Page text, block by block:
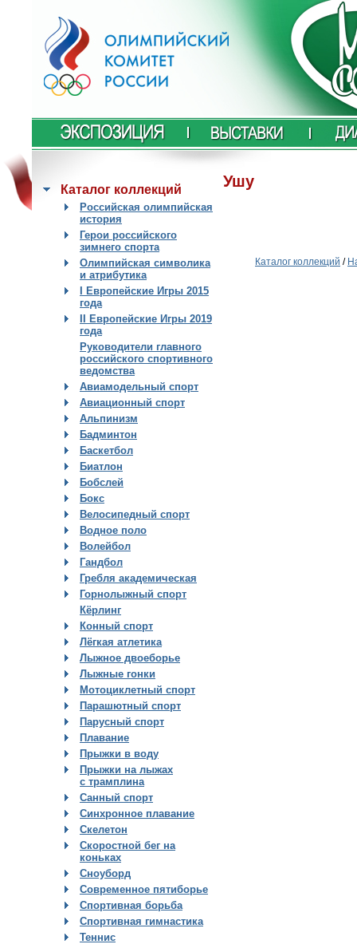
Каталог коллекций
Российская олимпийская
история
Герои российского
зимнего спорта
Олимпийская символика
и атрибутика
I Европейские Игры 2015
года
II Европейские Игры 2019
года
Руководители главного
российского спортивного
ведомства
Авиамодельный спорт
Авиационный спорт
Альпинизм
Бадминтон
Баскетбол
Биатлон
Бобслей
Бокс
Велосипедный спорт
Водное поло
Волейбол
Гандбол
Гребля академическая
Горнолыжный спорт
Кёрлинг
Конный спорт
Лёгкая атлетика
Лыжное двоеборье
Лыжные гонки
Мотоциклетный спорт
Парашютный спорт
Парусный спорт
Плавание
Прыжки в воду
Прыжки на лыжах
с трамплина
Санный спорт
Синхронное плавание
Скелетон
Скоростной бег на
коньках
Сноуборд
Современное пятиборье
Спортивная борьба
Спортивная гимнастика
Теннис
Ушу
Каталог коллекций /